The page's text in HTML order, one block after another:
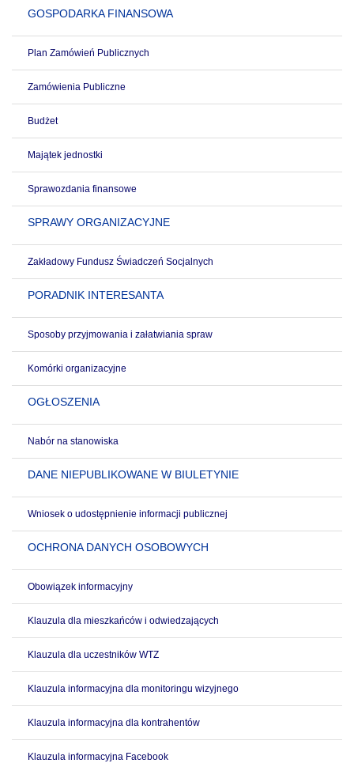
GOSPODARKA FINANSOWA
Plan Zamówień Publicznych
Zamówienia Publiczne
Budżet
Majątek jednostki
Sprawozdania finansowe
SPRAWY ORGANIZACYJNE
Zakładowy Fundusz Świadczeń Socjalnych
PORADNIK INTERESANTA
Sposoby przyjmowania i załatwiania spraw
Komórki organizacyjne
OGŁOSZENIA
Nabór na stanowiska
DANE NIEPUBLIKOWANE W BIULETYNIE
Wniosek o udostępnienie informacji publicznej
OCHRONA DANYCH OSOBOWYCH
Obowiązek informacyjny
Klauzula dla mieszkańców i odwiedzających
Klauzula dla uczestników WTZ
Klauzula informacyjna dla monitoringu wizyjnego
Klauzula informacyjna dla kontrahentów
Klauzula informacyjna Facebook